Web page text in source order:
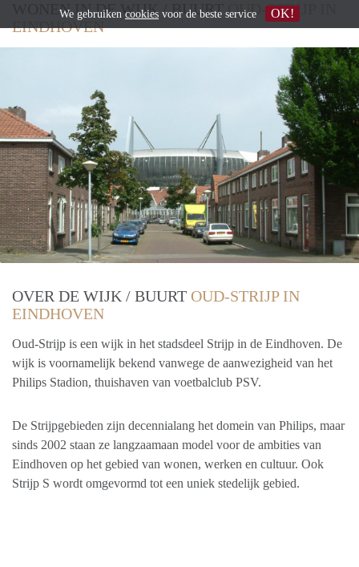
WONEN IN DE WIJK / BUURTOUD-STRIJP IN
EINDHOVEN
OVER DE WIJK / BUURT OUD-STRIJP IN
EINDHOVEN
Oud-Strijp is een wijk in het stadsdeel Strijp in de Eindhoven. De
wijk is voornamelijk bekend vanwege de aanwezigheid van het
Philips Stadion, thuishaven van voetbalclub PSV.
De Strijpgebieden zijn decennialang het domein van Philips, maar
sinds 2002 staan ze langzaamaan model voor de ambities van
Eindhoven op het gebied van wonen, werken en cultuur. Ook
Strijp S wordt omgevormd tot een uniek stedelijk gebied.
We gebruiken cookies voor de beste service OK!